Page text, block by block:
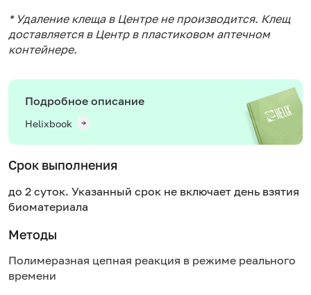
* Удаление клеща в Центре не производится. Клещ
доставляется в Центр в пластиковом аптечном
контейнере.
Подробное описание
Helixbook
Срок выполнения
до 2 суток. Указанный срок не включает день взятия
биоматериала
Методы
Полимеразная цепная реакция в режиме реального
времени